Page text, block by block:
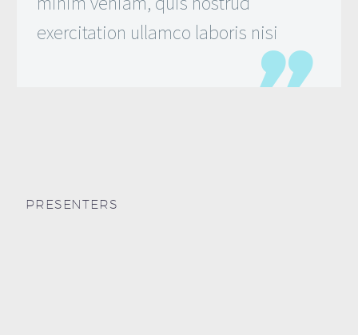
exercitation ullamco laboris nisi
PRESENTERS